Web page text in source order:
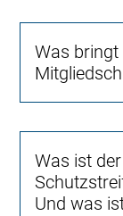
Was bringt
Was ist
Und was